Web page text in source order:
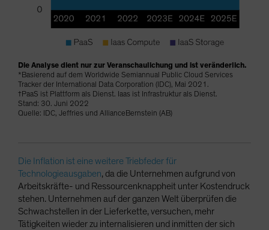
Die Analyse dient nur zur Veranschaulichung und ist veränderlich.
*Basierend auf dem Worldwide Semiannual Public Cloud Services
Tracker der International Data Corporation (IDC), Mai 2021.
†PaaS ist Plattform als Dienst. Iaas ist Infrastruktur als Dienst.
Stand: 30. Juni 2022
Quelle: IDC, Jeffries und AllianceBernstein (AB)
Die Inflation ist eine weitere Triebfeder für
Technologieausgaben, da die Unternehmen aufgrund von
Arbeitskräfte- und Ressourcenknappheit unter Kostendruck
stehen. Unternehmen auf der ganzen Welt überprüfen die
Schwachstellen in der Lieferkette, versuchen, mehr
Tätigkeiten wieder zu internalisieren und inmitten der sich